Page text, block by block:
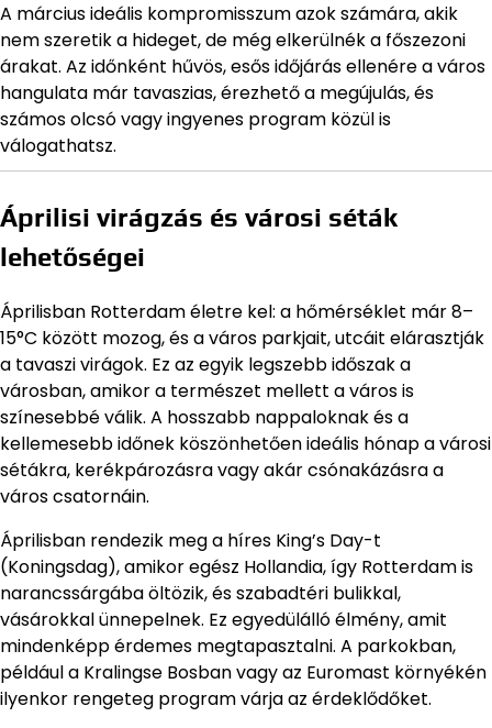
A március ideális kompromisszum azok számára, akik
nem szeretik a hideget, de még elkerülnék a főszezoni
árakat. Az időnként hűvös, esős időjárás ellenére a város
hangulata már tavaszias, érezhető a megújulás, és
számos olcsó vagy ingyenes program közül is
válogathatsz.
Áprilisi virágzás és városi séták
lehetőségei
Áprilisban Rotterdam életre kel: a hőmérséklet már 8–
15°C között mozog, és a város parkjait, utcáit elárasztják
a tavaszi virágok. Ez az egyik legszebb időszak a
városban, amikor a természet mellett a város is
színesebbé válik. A hosszabb nappaloknak és a
kellemesebb időnek köszönhetően ideális hónap a városi
sétákra, kerékpározásra vagy akár csónakázásra a
város csatornáin.
Áprilisban rendezik meg a híres King’s Day-t
(Koningsdag), amikor egész Hollandia, így Rotterdam is
narancssárgába öltözik, és szabadtéri bulikkal,
vásárokkal ünnepelnek. Ez egyedülálló élmény, amit
mindenképp érdemes megtapasztalni. A parkokban,
például a Kralingse Bosban vagy az Euromast környékén
ilyenkor rengeteg program várja az érdeklődőket.